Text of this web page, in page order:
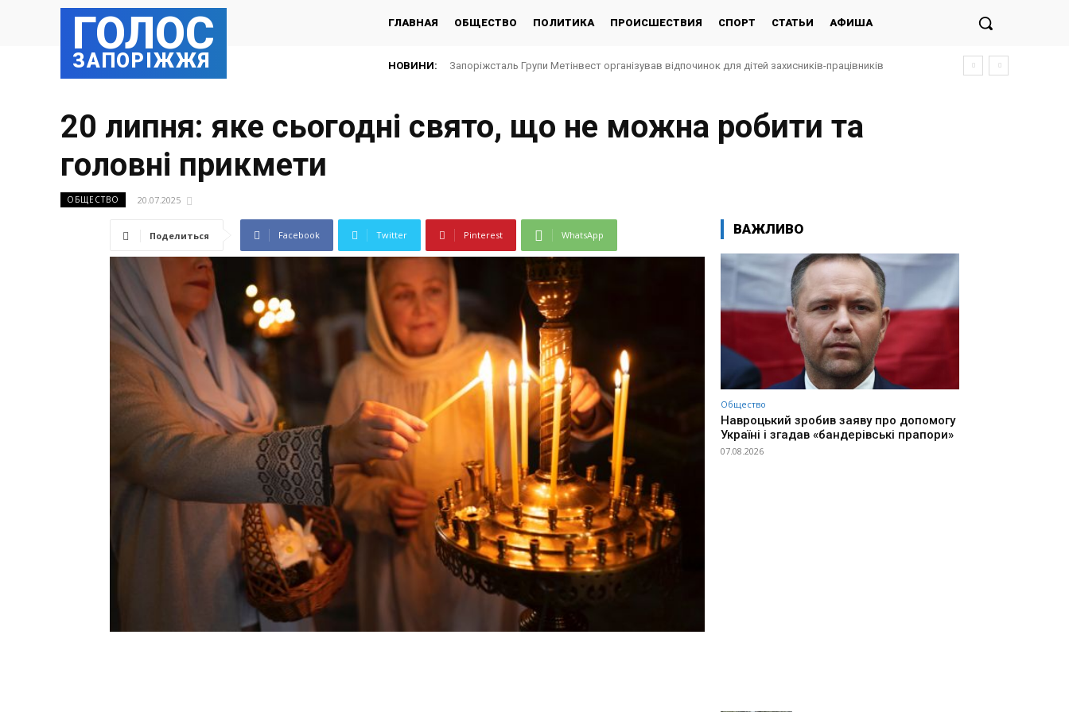
ГОЛОС
ЗАПОРІЖЖЯ
ГЛАВНАЯ ОБЩЕСТВО ПОЛИТИКА ПРОИСШЕСТВИЯ СПОРТ СТАТЬИ АФИША
НОВИНИ: Запоріжсталь Групи Метінвест організував відпочинок для дітей захисників-працівників
20 липня: яке сьогодні свято, що не можна робити та
головні прикмети
ОБЩЕСТВО 20.07.2025
Поделиться Facebook Twitter Pinterest WhatsApp ВАЖЛИВО
Общество
Навроцький зробив заяву про допомогу
Україні і згадав «бандерівські прапори»
07.08.2026